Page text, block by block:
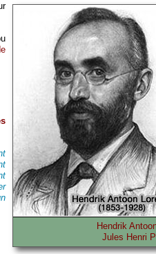
Hendrik
Jules Henri